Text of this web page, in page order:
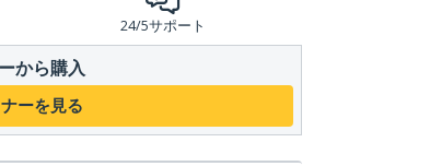
24/5サポート
から購入
ーを見る